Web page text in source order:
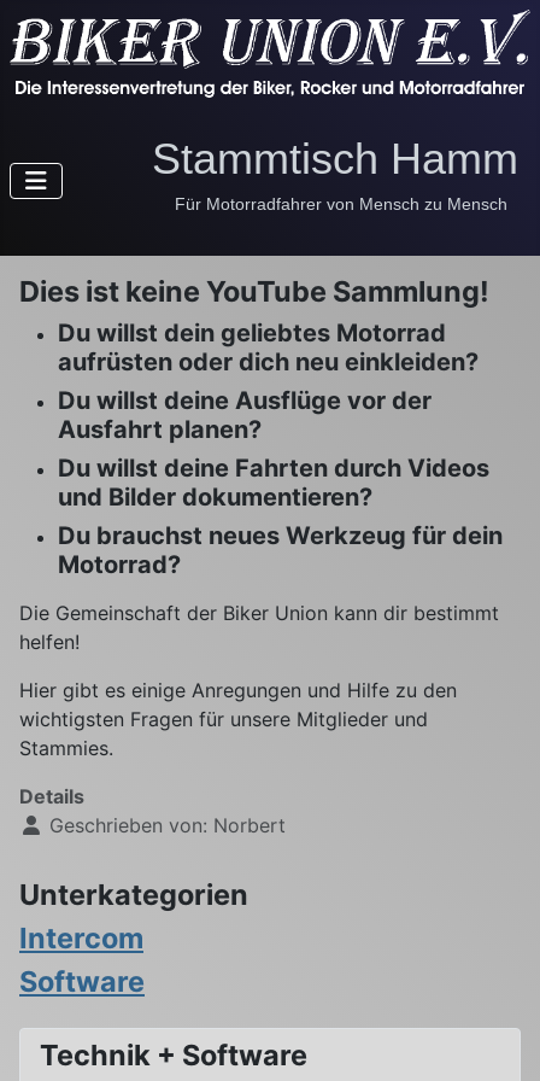
Stammtisch Hamm
Für Motorradfahrer von Mensch zu Mensch
Technik + Software
Dies ist keine YouTube Sammlung!
Du willst dein geliebtes Motorrad
aufrüsten oder dich neu einkleiden?
Du willst deine Ausflüge vor der
Ausfahrt planen?
Du willst deine Fahrten durch Videos
und Bilder dokumentieren?
Du brauchst neues Werkzeug für dein
Motorrad?
Die Gemeinschaft der Biker Union kann dir bestimmt
helfen!
Hier gibt es einige Anregungen und Hilfe zu den
wichtigsten Fragen für unsere Mitglieder und
Stammies.
Details
Geschrieben von: Norbert
Unterkategorien
Intercom
Software